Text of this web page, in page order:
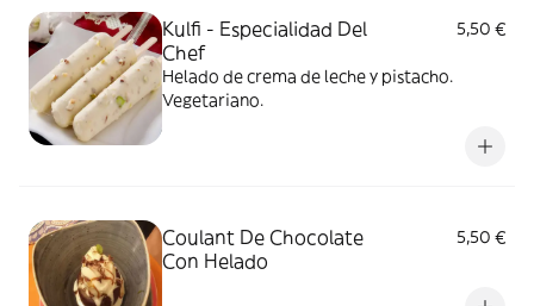
Kulfi - Especialidad Del
Chef
5,50 €
Helado de crema de leche y pistacho.
Vegetariano.
Coulant De Chocolate
Con Helado
5,50 €